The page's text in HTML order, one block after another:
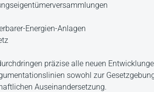
Energien-Anlagen
präzise alle neuen
sowohl zur
Auseinandersetzung.